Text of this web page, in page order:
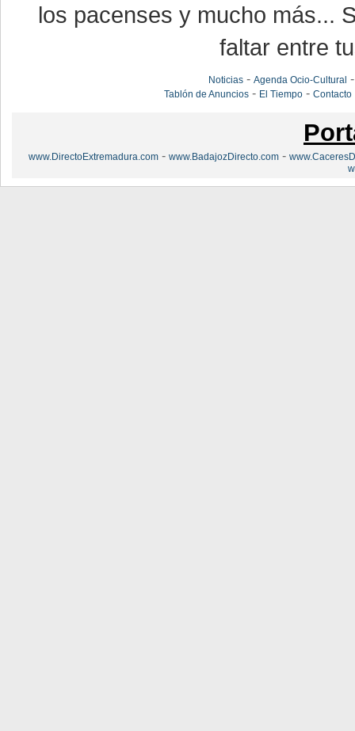
los pacenses y mucho más...
faltar entre
Noticias -Agenda Ocio-Cultural
Tablón de Anuncios - El Tiempo -Contacto
www.DirectoExtremadura.com - www.BadajozDirecto.com -